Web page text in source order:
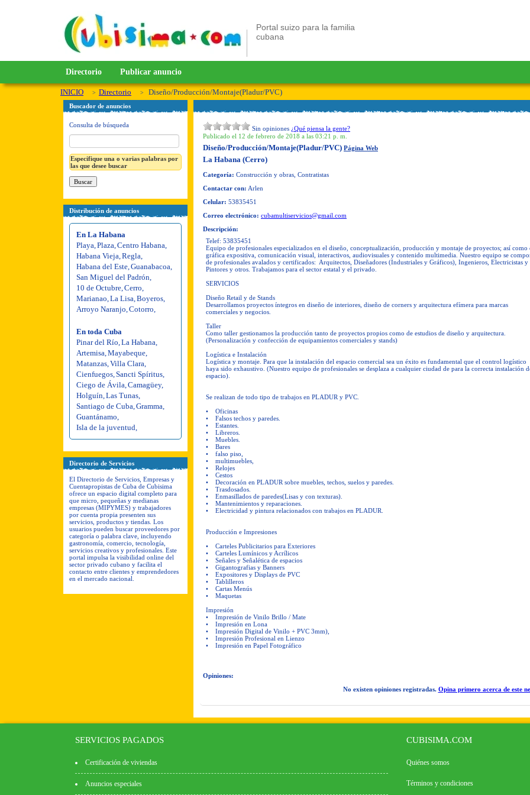
Portal suizo para la familia
cubana
Directorio Publicar anuncio
INICIO Directorio Diseño/Producción/Montaje(Pladur/PVC)
Buscador de anuncios
Consulta de búsqueda
Especifique una o varias palabras por
las que desee buscar
Distribución de anuncios
En La Habana
Playa Plaza Centro Habana
Habana Vieja Regla
Habana del Este Guanabacoa
San Miguel del Padrón
10 de Octubre Cerro
Marianao La Lisa Boyeros
Arroyo Naranjo Cotorro
En toda Cuba
Pinar del Río La Habana
Artemisa Mayabeque
Matanzas Villa Clara
Cienfuegos Sancti Spíritus
Ciego de Ávila Camagüey,
Holguín Las Tunas
Santiago de Cuba Gramma
Guantánamo
Isla de la juventud
Directorio de Servicios
El Directorio de Servicios, Empresas y
Cuentapropistas de Cuba de Cubisima
ofrece un espacio digital completo para
que micro, pequeñas y medianas
empresas (MIPYMES) y trabajadores
por cuenta propia presenten sus
servicios, productos y tiendas. Los
usuarios pueden buscar proveedores por
categoría o palabra clave, incluyendo
gastronomía, comercio, tecnología,
servicios creativos y profesionales. Este
portal impulsa la visibilidad online del
sector privado cubano y facilita el
contacto entre clientes y emprendedores
en el mercado nacional.
Sin opiniones ¿Qué piensa la gente?
Publicado el 12 de febrero de 2018 a las 03:21 p. m.
Diseño/Producción/Montaje(Pladur/PVC) Página Web
La Habana (Cerro)
Categoría: Construcción y obras, Contratistas
Contactar con: Arlen
Celular: 53835451
Correo electrónico: cubamultiservicios@gmail.com
Descripción:
Telef: 53835451
Equipo de profesionales especializados en el diseño, conceptualización, producción y montaje de proyectos; así como
gráfica expositiva, comunicación visual, interactivos, audiovisuales y contenido multimedia. Nuestro equipo se
de profesionales avalados y certificados: Arquitectos, Diseñadores (Industriales y Gráficos), Ingenieros, Electricistas y
Pintores y otros. Trabajamos para el sector estatal y el privado.
SERVICIOS
Diseño Retail y de Stands
Desarrollamos proyectos íntegros en diseño de interiores, diseño de corners y arquitectura efímera para marcas
comerciales y negocios.
Taller
Como taller gestionamos la producción tanto de proyectos propios como de estudios de diseño y arquitectura.
(Personalización y confección de equipamientos comerciales y stands)
Logística e Instalación
Logística y montaje. Para que la instalación del espacio comercial sea un éxito es fundamental que el control logístico
haya sido exhaustivo. (Nuestro equipo de profesionales se desplaza a cualquier ciudad de para la correcta instalación
espacio).
Se realizan de todo tipo de trabajos en PLADUR y PVC.
• Oficinas
• Falsos techos y paredes.
• Estantes.
• Libreros.
• Muebles.
• Bares
• falso piso,
• multimuebles,
• Relojes
• Cestos
• Decoración en PLADUR sobre muebles, techos, suelos y paredes.
• Trasdosados.
• Enmasillados de paredes(Lisas y con texturas).
• Mantenimientos y reparaciones.
• Electricidad y pintura relacionados con trabajos en PLADUR.
Producción e Impresiones
• Carteles Publicitarios para Exteriores
• Carteles Lumínicos y Acrílicos
• Señales y Señalética de espacios
• Gigantografias y Banners
• Expositores y Displays de PVC
• Tablilleros
• Cartas Menús
• Maquetas
Impresión
• Impresión de Vinilo Brillo / Mate
• Impresión en Lona
• Impresión Digital de Vinilo + PVC 3mm),
• Impresión Profesional en Lienzo
• Impresión en Papel Fotográfico
Opiniones:
No existen opiniones registradas. Opina primero acerca de este
SERVICIOS PAGADOS
Certificación de viviendas
Anuncios especiales
CUBISIMA.COM
Quiénes somos
Términos y condiciones